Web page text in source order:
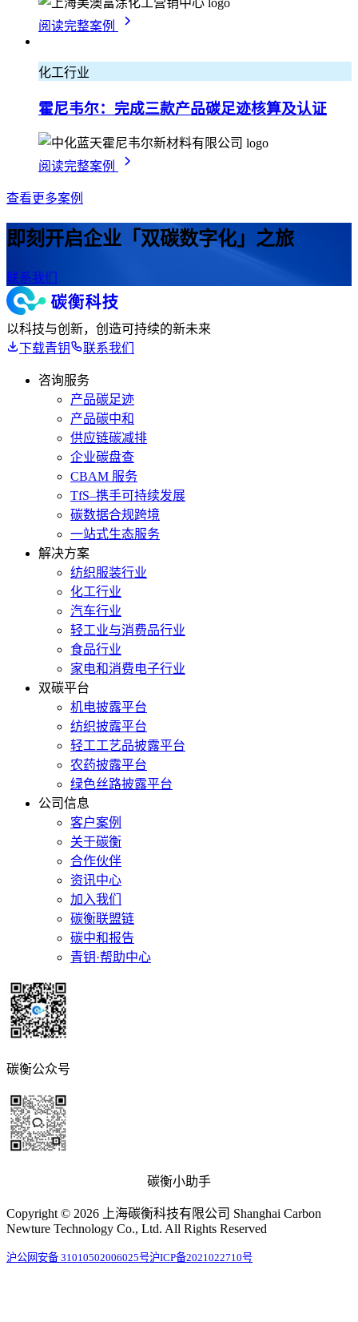
阅读完整案例
化工行业
霍尼韦尔：完成三款产品碳足迹核算及认证
阅读完整案例
查看更多案例
即刻开启企业「双碳数字化」之旅
联系我们
以科技与创新，创造可持续的新未来
下载青钥
联系我们
咨询服务
产品碳足迹
产品碳中和
供应链碳减排
企业碳盘查
CBAM 服务
TfS–携手可持续发展
碳数据合规跨境
一站式生态服务
解决方案
纺织服装行业
化工行业
汽车行业
轻工业与消费品行业
食品行业
家电和消费电子行业
双碳平台
机电披露平台
纺织披露平台
轻工工艺品披露平台
农药披露平台
绿色丝路披露平台
公司信息
客户案例
关于碳衡
合作伙伴
资讯中心
加入我们
碳衡联盟链
碳中和报告
青钥·帮助中心
碳衡公众号
碳衡小助手
Copyright © 2026 上海碳衡科技有限公司 Shanghai Carbon
Newture Technology Co., Ltd. All Rights Reserved
沪公网安备 31010502006025号沪ICP备2021022710号